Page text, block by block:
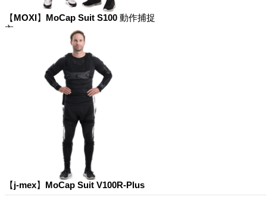
【MOXI】MoCap Suit S100 動作捕捉
衣
【j-mex】MoCap Suit V100R-Plus